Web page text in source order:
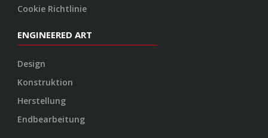
Cookie Richtlinie
ENGINEERED ART
Design
Konstruktion
Herstellung
Endbearbeitung